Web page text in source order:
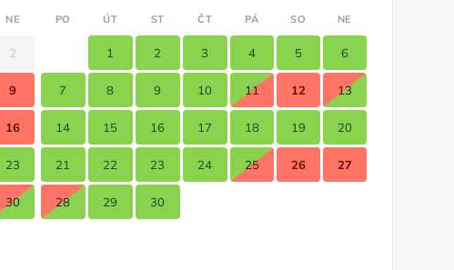
NE
2
9
16
23
30
PO ÚT ST ČT PÁ SO NE
1 2 3 4 5 6
7 8 9 10 11 12 13
14 15 16 17 18 19 20
21 22 23 24 25 26 27
28 29 30